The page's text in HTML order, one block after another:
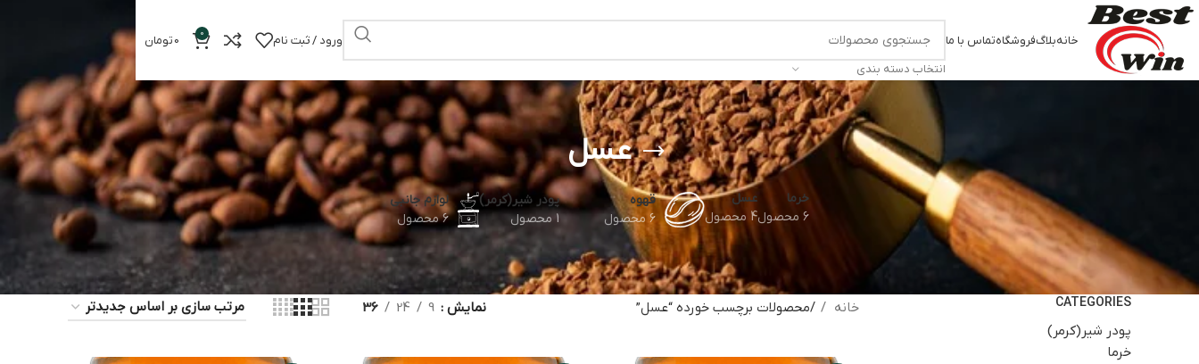
خانهبلاگفروشگاهتماس با ما
انتخاب دسته بندی
ورود / ثبت نام 0
0تومان
عسل
خرما
6 محصول
عسل
4 محصول
قهوه
6 محصول
پودر شیر(کرمر)
1 محصول
لوازم جانبی
6 محصول
CATEGORIES
پودر شیر(کرمر)
خرما
خانه محصولات برچسب خورده “عسل” نمایش 9
24
36